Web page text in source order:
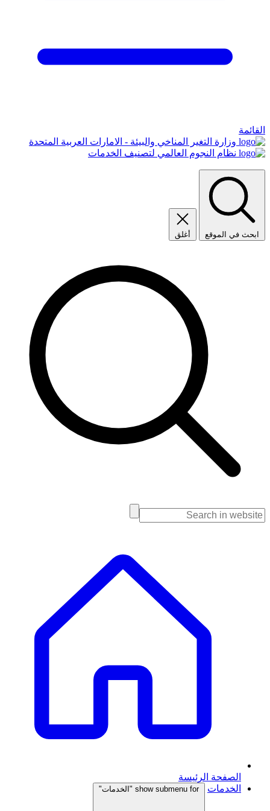
القائمة
وزارة التغير المناخي والبيئة - الامارات العربية المتحدة
نظام النجوم العالمي لتصنيف الخدمات
ابحث في الموقع أغلق
الصفحة الرئيسة
الخدمات
show submenu for "الخدمات"